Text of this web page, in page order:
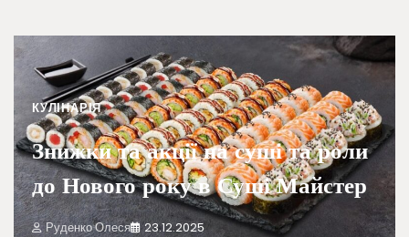
КУЛІНАРІЯ
Знижки та акції на суші та роли
до Нового року в Суші Майстер
Руденко Олеся 23.12.2025